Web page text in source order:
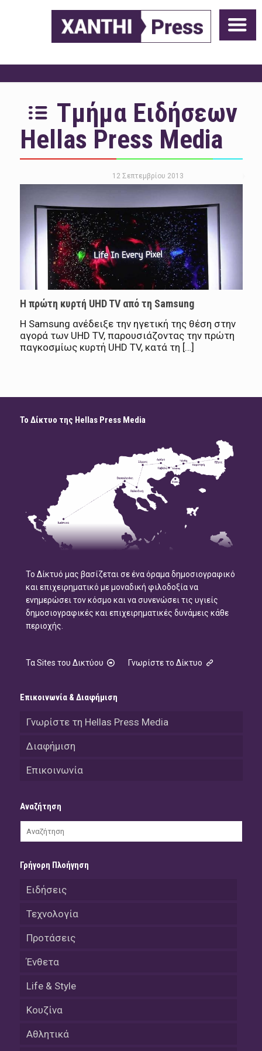
Τμήμα Ειδήσεων
Hellas Press Media
12 Σεπτεμβρίου 2013
Η πρώτη κυρτή UHD TV από τη Samsung
Η Samsung ανέδειξε την ηγετική της θέση στην
αγορά των UHD TV, παρουσιάζοντας την πρώτη
παγκοσμίως κυρτή UHD TV, κατά τη […]
Το Δίκτυο της Hellas Press Media
Το Δίκτυό μας βασίζεται σε ένα όραμα δημοσιογραφικό
και επιχειρηματικό με μοναδική φιλοδοξία να
ενημερώσει τον κόσμο και να συνενώσει τις υγιείς
δημοσιογραφικές και επιχειρηματικές δυνάμεις κάθε
περιοχής.
Τα Sites του Δικτύου Γνωρίστε το Δίκτυο
Επικοινωνία & Διαφήμιση
Γνωρίστε τη Hellas Press Media
Διαφήμιση
Επικοινωνία
Αναζήτηση
Γρήγορη Πλοήγηση
Ειδήσεις
Τεχνολογία
Προτάσεις
Ένθετα
Life & Style
Κουζίνα
Αθλητικά